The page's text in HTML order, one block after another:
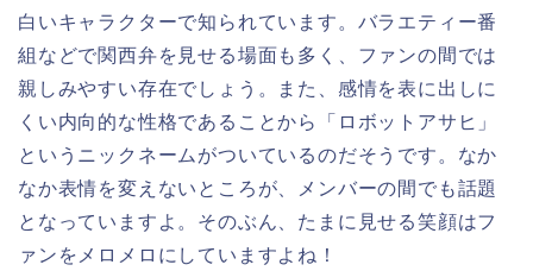
白いキャラクターで知られています。バラエティー番
組などで関西弁を見せる場面も多く、ファンの間では
親しみやすい存在でしょう。また、感情を表に出しに
くい内向的な性格であることから「ロボットアサヒ」
というニックネームがついているのだそうです。なか
なか表情を変えないところが、メンバーの間でも話題
となっていますよ。そのぶん、たまに見せる笑顔はフ
ァンをメロメロにしていますよね！